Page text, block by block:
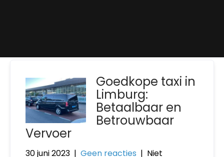
Goedkope taxi in
Limburg:
Betaalbaar en
Betrouwbaar
Vervoer
30 juni 2023 | Geen reacties | Niet